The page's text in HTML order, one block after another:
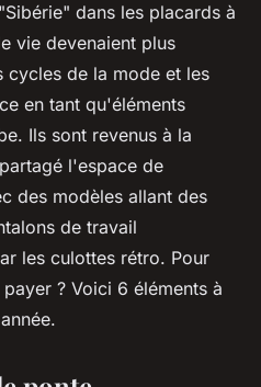
dans les placards à
vie devenaient plus
cycles de la mode et les
en tant qu'éléments
Ils sont revenus à la
l'espace de
des modèles allant des
de travail
les culottes rétro. Pour
? Voici 6 éléments à